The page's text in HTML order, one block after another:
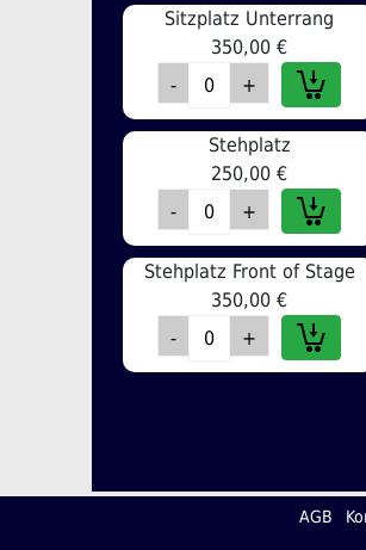
Sitzplatz Unterrang
350,00 €
Stehplatz
250,00 €
Stehplatz Front of Stage
350,00 €
AGB